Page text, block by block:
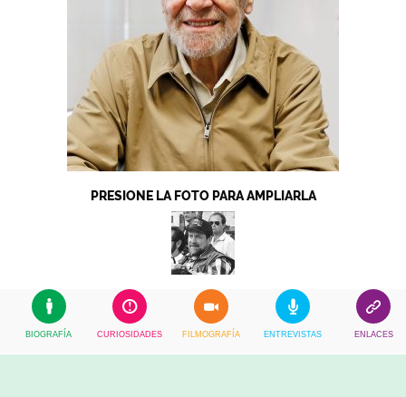
PRESIONE LA FOTO PARA AMPLIARLA
BIOGRAFÍA CURIOSIDADES FILMOGRAFÍA ENTREVISTAS ENLACES